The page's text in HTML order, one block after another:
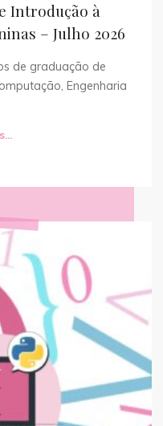
Introdução à
– Julho 2026
de graduação de
Engenharia